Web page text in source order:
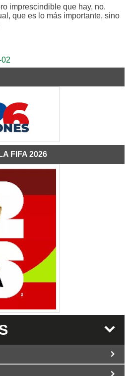
imprescindible que hay, no.
que es lo más importante, sino
FIFA 2026